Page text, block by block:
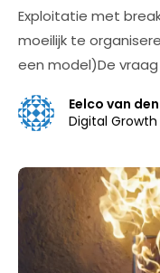
Exploitatie met
moeilijk te
een model)De
Eelco van
Digital